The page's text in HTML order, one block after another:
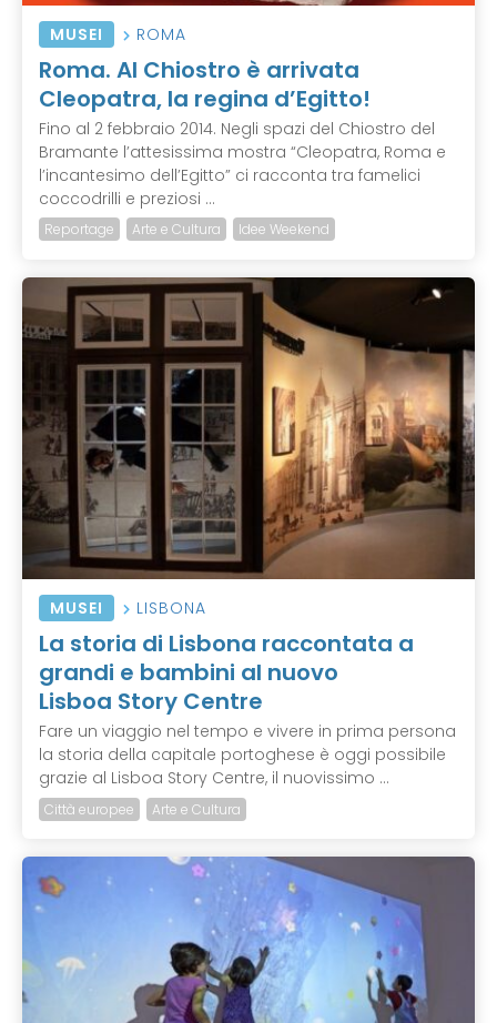
MUSEI ROMA
Roma. Al Chiostro è arrivata
Cleopatra, la regina d’Egitto!
Fino al 2 febbraio 2014. Negli spazi del Chiostro del
Bramante l’attesissima mostra “Cleopatra, Roma e
l’incantesimo dell’Egitto” ci racconta tra famelici
coccodrilli e preziosi ...
Reportage Arte e Cultura Idee Weekend
MUSEI LISBONA
La storia di Lisbona raccontata a
grandi e bambini al nuovo
Lisboa Story Centre
Fare un viaggio nel tempo e vivere in prima persona
la storia della capitale portoghese è oggi possibile
grazie al Lisboa Story Centre, il nuovissimo ...
Città europee Arte e Cultura